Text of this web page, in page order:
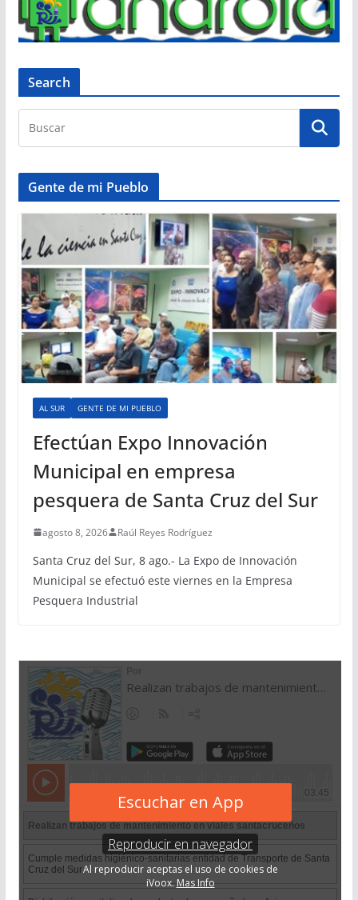
Search
Gente de mi Pueblo
AL SUR GENTE DE MI PUEBLO
Efectúan Expo Innovación
Municipal en empresa
pesquera de Santa Cruz del Sur
agosto 8, 2026 Raúl Reyes Rodríguez
Santa Cruz del Sur, 8 ago.- La Expo de Innovación
Municipal se efectuó este viernes en la Empresa
Pesquera Industrial